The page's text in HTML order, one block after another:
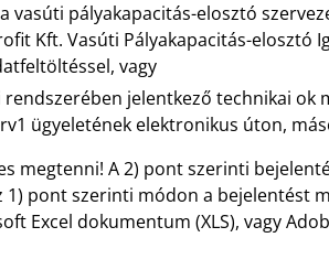
pályakapacitás-elosztó
Kft. Vasúti Pályakapacitás-elosztó
vagy
jelentkező technikai ok
ügyeletének elektronikus úton,
megtenni! A 2) pont szerinti
pont szerinti módon a bejelentést
Excel dokumentum (XLS), vagy